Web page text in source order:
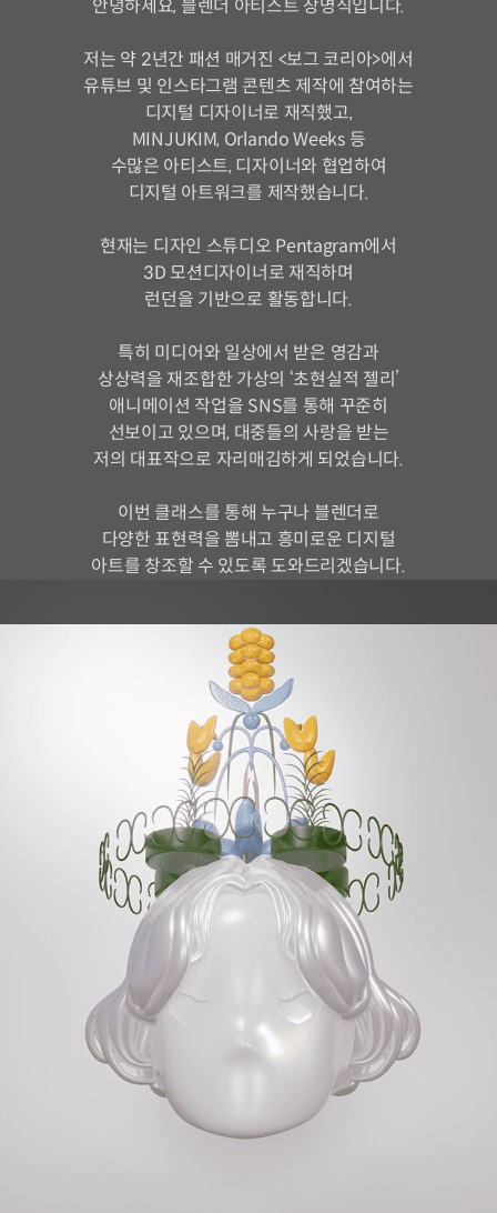
안녕하세요, 블렌더 아티스트 장명식입니다.
저는 약 2년간 패션 매거진 <보그 코리아>에서
유튜브 및 인스타그램 콘텐츠 제작에 참여하는
디지털 디자이너로 재직했고,
MINJUKIM, Orlando Weeks 등
수많은 아티스트, 디자이너와 협업하여
디지털 아트워크를 제작했습니다.
현재는 디자인 스튜디오 Pentagram에서
3D 모션디자이너로 재직하며
런던을 기반으로 활동합니다.
특히 미디어와 일상에서 받은 영감과
상상력을 재조합한 가상의 ‘초현실적 젤리’
애니메이션 작업을 SNS를 통해 꾸준히
선보이고 있으며, 대중들의 사랑을 받는
저의 대표작으로 자리매김하게 되었습니다.
이번 클래스를 통해 누구나 블렌더로
다양한 표현력을 뽐내고 흥미로운 디지털
아트를 창조할 수 있도록 도와드리겠습니다.
블렌더 아티스트 장명식
현) Pentagram 3D 모션 디자이너
전) VOGUE KOREA 디지털 디자이너
전) FABRICA 베네통 디자인 연구센터 디자이너
이력 더보기
2022 VOGUE KOREA 인스타그램/유튜브 콘텐츠 디자인
2022 MINJUKIM BARI SS22 컬렉션 3D 애니메이션